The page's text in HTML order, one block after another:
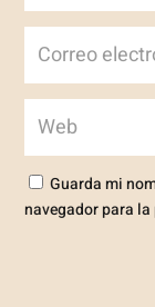
Guarda mi
navegador para